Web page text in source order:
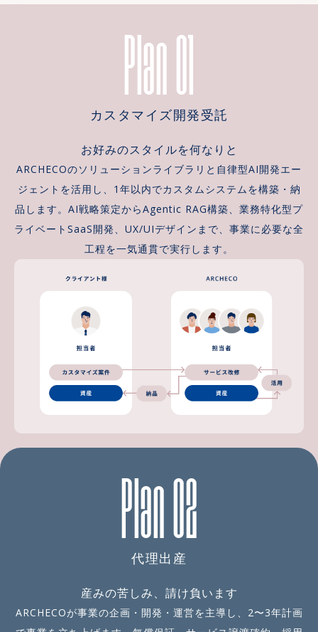
Plan 01
カスタマイズ開発受託
お好みのスタイルを何なりと
ARCHECOのソリューションライブラリと自律型AI開発エー
ジェントを活用し、1年以内でカスタムシステムを構築・納
品します。AI戦略策定からAgentic RAG構築、業務特化型プ
ライベートSaaS開発、UX/UIデザインまで、事業に必要な全
工程を一気通貫で実行します。
Plan 02
代理出産
産みの苦しみ、請け負います
ARCHECOが事業の企画・開発・運営を主導し、2〜3年計画